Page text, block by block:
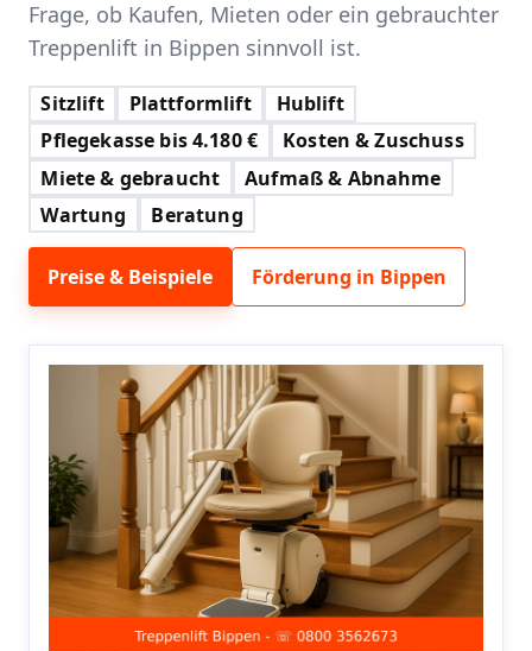
Frage, ob Kaufen, Mieten oder ein gebrauchter
Treppenlift in Bippen sinnvoll ist.
Sitzlift Plattformlift
Hublift
Pflegekasse bis 4.180 €
Kosten & Zuschuss
Miete & gebraucht
Aufmaß & Abnahme
Wartung
Beratung
Preise & Beispiele Förderung in Bippen